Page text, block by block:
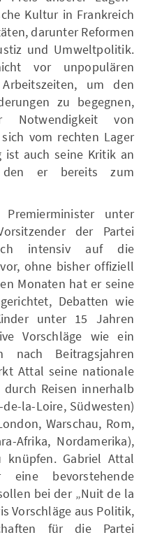
Kultur in Frankreich
darunter Reformen
und Umweltpolitik.
vor unpopulären
um den
zu begegnen,
von
vom rechten Lager
ist auch seine Kritik an
den er bereits zum
unter
der Partei
intensiv auf die
ohne bisher offiziell
Monaten hat er seine
Debatten wie
unter 15 Jahren
Vorschläge wie ein
nach Beitragsjahren
Attal seine nationale
Reisen innerhalb
de-la-Loire, Südwesten)
Warschau, Rom,
Afrika, Nordamerika),
Gabriel Attal
bevorstehende
bei der „Nuit de la
Vorschläge aus Politik,
für die Partei